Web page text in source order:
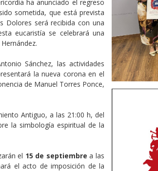
ha anunciado el regreso
sometida, que está prevista
Dolores será recibida con una
eucaristía se celebrará una
Sánchez, las actividades
la nueva corona en el
de Manuel Torres Ponce,
Antiguo, a las 21:00 h, del
la simbología espiritual de la
el 15 de septiembre a las
el acto de imposición de la